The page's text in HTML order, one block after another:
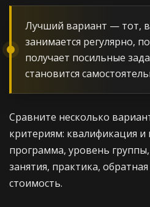
Лучший вариант — тот,
занимается регулярно,
получает посильные
становится
Сравните несколько
критериям: квалификация и
программа, уровень
занятия, практика,
стоимость.